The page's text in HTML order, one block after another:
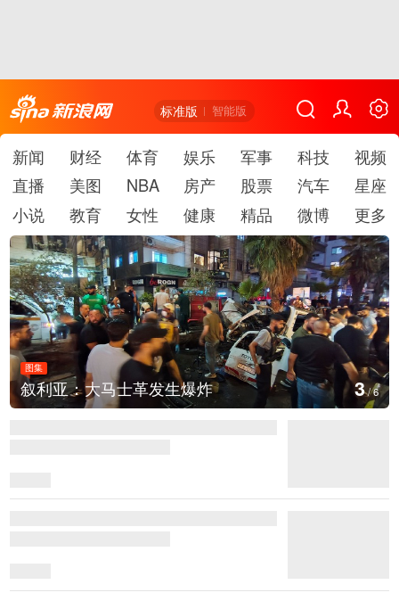
标准版 智能版
新闻 财经 体育 娱乐 军事 科技
视频
直播
美图 NBA 房产 股票 汽车
星座
小说
教育 女性 健康 精品 微博 更多
图集
云南弥勒：欢庆火把节 4/6